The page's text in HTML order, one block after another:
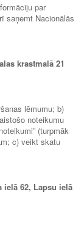
par
saņemt Nacionālās
krastmalā 21
lēmumu; b)
noteikumu
(turpmāk
c) veikt skatu
ielā 62, Lapsu ielā